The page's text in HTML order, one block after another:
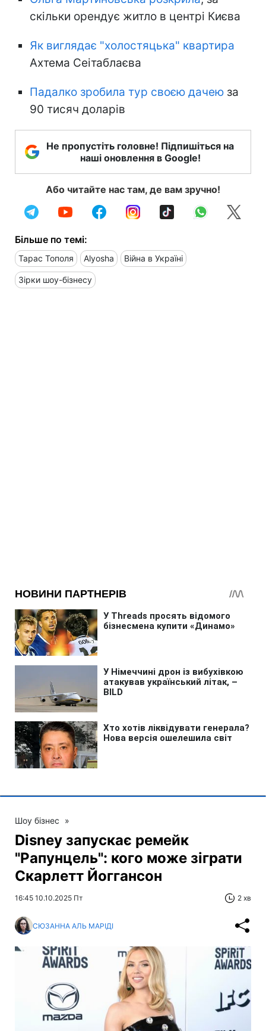
скільки орендує житло в центрі Києва
Як виглядає "холостяцька" квартира
Ахтема Сеітаблаєва
Падалко зробила тур своєю дачею за
90 тисяч доларів
Не пропустіть головне! Підпишіться на
наші оновлення в Google!
Або читайте нас там, де вам зручно!
Більше по темі:
Тарас Тополя Alyosha Війна в Україні
Зірки шоу-бізнесу
Шоу бізнес »
Disney запускає ремейк
"Рапунцель": кого може зіграти
Скарлетт Йоггансон
16:45 10.10.2025 Пт 2 хв
СЮЗАННА АЛЬ МАРІДІ